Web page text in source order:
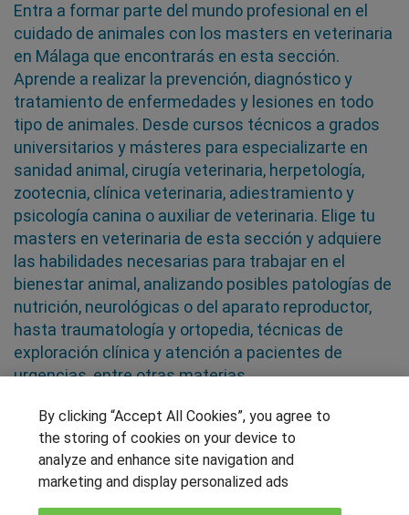
Entra a formar parte del mundo profesional en el
cuidado de animales con los masters en veterinaria
en Málaga que encontrarás en esta sección.
Aprende a realizar la prevención, diagnóstico y
tratamiento de enfermedades y lesiones en todo
tipo de animales. Desde cursos técnicos a grados
universitarios y másteres para especializarte en
sanidad animal, cirugía veterinaria, herpetología,
zootecnia, clínica veterinaria, adiestramiento y
psicología canina o auxiliar de veterinaria. Elige tu
masters en veterinaria de esta sección y adquiere
las habilidades necesarias para trabajar en el
bienestar animal, analizando posibles patologías de
nutrición, neurológicas o del aparato reproductor,
hasta traumatología y ortopedia, técnicas de
exploración clínica y atención a pacientes de
urgencias, entre otras materias
SÍGUENOS EN LAS REDES
OTROS GRUPOS DE INTERES
By clicking “Accept All Cookies”, you agree to
the storing of cookies on your device to
analyze and enhance site navigation and
marketing and display personalized ads